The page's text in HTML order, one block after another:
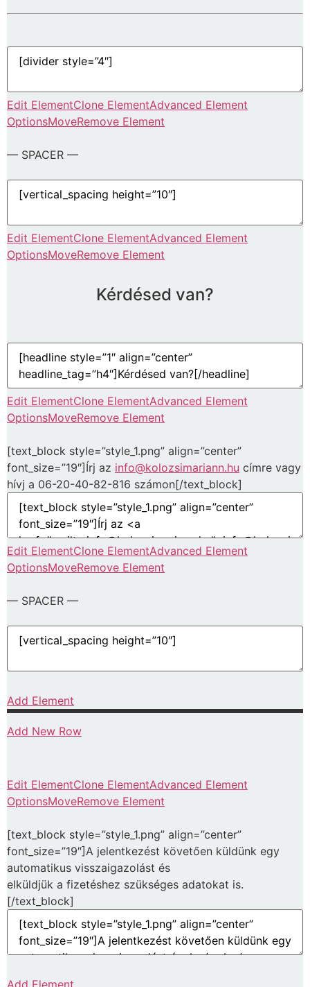
Edit ElementClone ElementAdvanced Element
OptionsMoveRemove Element
— SPACER —
Edit ElementClone ElementAdvanced Element
OptionsMoveRemove Element
Kérdésed van?
Edit ElementClone ElementAdvanced Element
OptionsMoveRemove Element
[text_block style=”style_1.png” align=”center”
font_size=”19″]Írj az info@kolozsimariann.hu címre vagy
hívj a 06-20-40-82-816 számon[/text_block]
Edit ElementClone ElementAdvanced Element
OptionsMoveRemove Element
— SPACER —
Add Element
Add New Row
Edit ElementClone ElementAdvanced Element
OptionsMoveRemove Element
[text_block style=”style_1.png” align=”center”
font_size=”19″]A jelentkezést követően küldünk egy
automatikus visszaigazolást és
elküldjük a fizetéshez szükséges adatokat is.
[/text_block]